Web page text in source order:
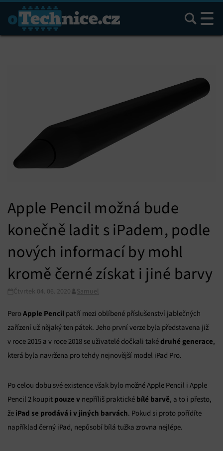
Hledat
Apple Pencil možná bude
konečně ladit s iPadem, podle
nových informací by mohl
kromě černé získat i jiné barvy
Čtvrtek 04. 06. 2020 Samuel
PeroApple Pencil patří mezi oblíbené příslušenství jablečných
zařízení už nějaký ten pátek. Jeho první verze byla představena již
v roce 2015 a v roce 2018 se uživatelé dočkali takédruhé generace,
která byla navržena pro tehdy nejnovější model iPad Pro.
Po celou dobu své existence však bylo možné Apple Pencil i Apple
Pencil 2 koupit pouze v nepříliš praktické bílé barvě, a to i přesto,
že iPad se prodává i v jiných barvách. Pokud si proto pořídíte
například černý iPad, nepůsobí bílá tužka zrovna nejlépe.